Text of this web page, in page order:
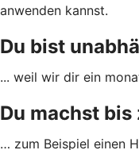
anwenden kannst.
Du bist
... weil wir dir ein
Du machst
… zum Beispiel einen